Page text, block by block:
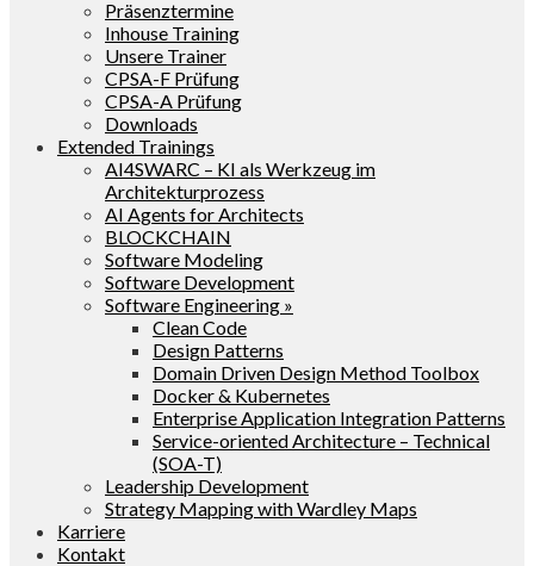
Präsenztermine
Inhouse Training
Unsere Trainer
CPSA-F Prüfung
CPSA-A Prüfung
Downloads
Extended Trainings
AI4SWARC – KI als Werkzeug im
Architekturprozess
AI Agents for Architects
BLOCKCHAIN
Software Modeling
Software Development
Software Engineering »
Clean Code
Design Patterns
Domain Driven Design Method Toolbox
Docker & Kubernetes
Enterprise Application Integration Patterns
Service-oriented Architecture – Technical
(SOA-T)
Leadership Development
Strategy Mapping with Wardley Maps
Karriere
Kontakt